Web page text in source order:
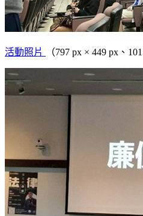
活動照片 （797 px × 449 px、